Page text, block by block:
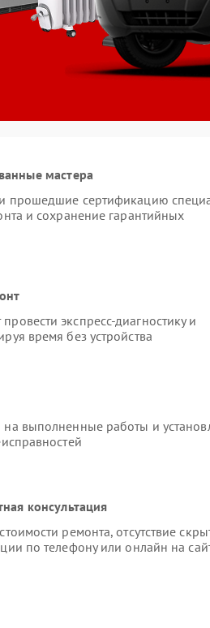
мастера
прошедшие сертификацию
и сохранение гарантийных
экспресс-диагностику и
время без устройства
на выполненные работы и
консультация
ремонта, отсутствие
по телефону или онлайн на